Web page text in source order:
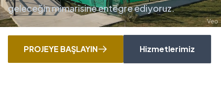
geleceğin mimarisine entegre ediyoruz.
PROJEYE BAŞLAYIN Hizmetlerimiz